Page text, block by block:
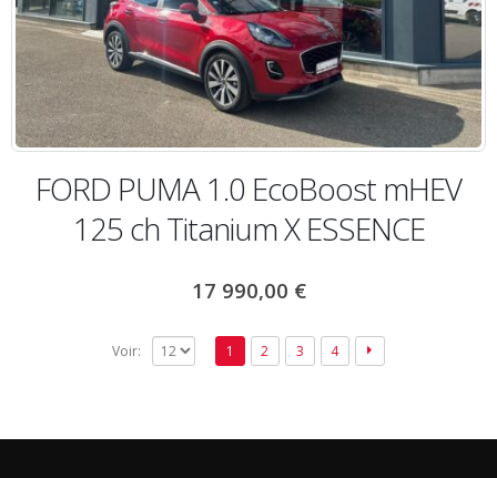
FORD PUMA 1.0 EcoBoost mHEV
125 ch Titanium X ESSENCE
17 990,00 €
Voir: 1 2 3 4